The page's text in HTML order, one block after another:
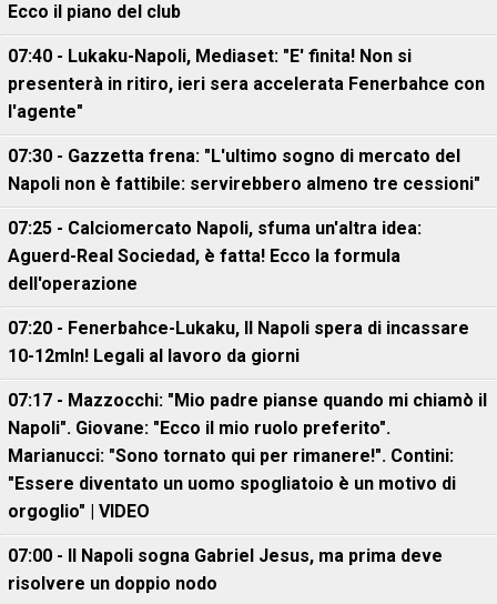
Ecco il piano del club
07:40 - Lukaku-Napoli, Mediaset: "E' finita! Non si
presenterà in ritiro, ieri sera accelerata Fenerbahce con
l'agente"
07:30 - Gazzetta frena: "L'ultimo sogno di mercato del
Napoli non è fattibile: servirebbero almeno tre cessioni"
07:25 - Calciomercato Napoli, sfuma un'altra idea:
Aguerd-Real Sociedad, è fatta! Ecco la formula
dell'operazione
07:20 - Fenerbahce-Lukaku, ll Napoli spera di incassare
10-12mln! Legali al lavoro da giorni
07:17 - Mazzocchi: "Mio padre pianse quando mi chiamò il
Napoli". Giovane: "Ecco il mio ruolo preferito".
Marianucci: "Sono tornato qui per rimanere!". Contini:
"Essere diventato un uomo spogliatoio è un motivo di
orgoglio" | VIDEO
07:00 - Il Napoli sogna Gabriel Jesus, ma prima deve
risolvere un doppio nodo